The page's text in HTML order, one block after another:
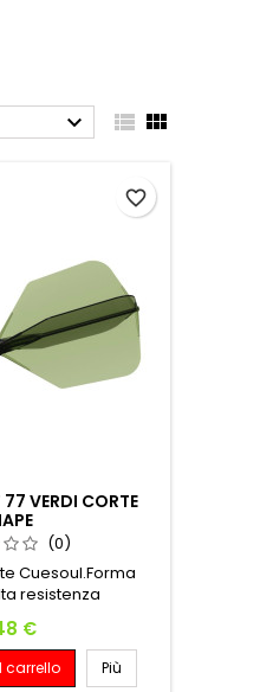
  
VERDI CORTE
(0)
Cuesoul.Forma
resistenza
€
carrello Più
favorite_border